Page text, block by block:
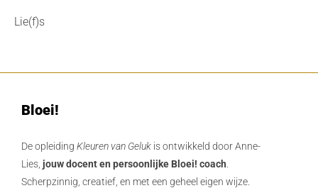
Lie(f)s
Bloei!
De opleiding Kleuren van Geluk is ontwikkeld door Anne-
Lies, jouw docent en persoonlijke Bloei! coach
Scherpzinnig, creatief, en met een geheel eigen wijze.